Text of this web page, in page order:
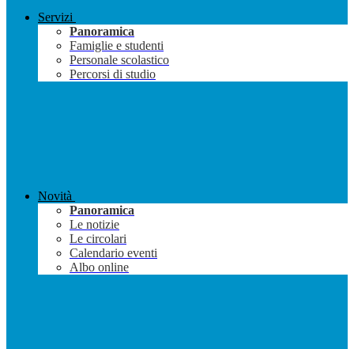
Servizi
Panoramica
Famiglie e studenti
Personale scolastico
Percorsi di studio
Novità
Panoramica
Le notizie
Le circolari
Calendario eventi
Albo online